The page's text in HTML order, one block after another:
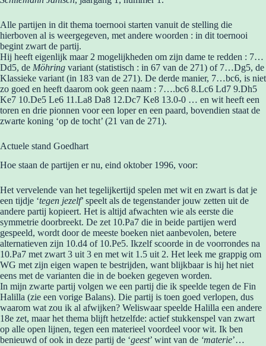
Alle partijen in dit thema toernooi starten vanuit de stelling die
hierboven al is weergegeven, met andere woorden : in dit toernooi
begint zwart de partij.
Hij heeft eigenlijk maar 2 mogelijkheden om zijn dame te redden : 7…
Dd5, de Möhring variant (statistisch : in 67 van de 271) of 7…Dg5, de
Klassieke variant (in 183 van de 271). De derde manier, 7…bc6, is niet
zo goed en heeft daarom ook geen naam : 7….bc6 8.Lc6 Ld7 9.Dh5
Ke7 10.De5 Le6 11.La8 Da8 12.Dc7 Ke8 13.0-0 … en wit heeft een
toren en drie pionnen voor een loper en een paard, bovendien staat de
zwarte koning ‘op de tocht’ (21 van de 271).
Actuele stand Goedhart
Hoe staan de partijen er nu, eind oktober 1996, voor:
Het vervelende van het tegelijkertijd spelen met wit en zwart is dat je
een tijdje ‘tegen jezelf’ speelt als de tegenstander jouw zetten uit de
andere partij kopieert. Het is altijd afwachten wie als eerste die
symmetrie doorbreekt. De zet 10.Pa7 die in beide partijen werd
gespeeld, wordt door de meeste boeken niet aanbevolen, betere
alternatieven zijn 10.d4 of 10.Pe5. Ikzelf scoorde in de voorrondes na
10.Pa7 met zwart 3 uit 3 en met wit 1.5 uit 2. Het leek me grappig om
WG met zijn eigen wapen te bestrijden, want blijkbaar is hij het niet
eens met de varianten die in de boeken gegeven worden.
In mijn zwarte partij volgen we een partij die ik speelde tegen de Fin
Halilla (zie een vorige Balans). Die partij is toen goed verlopen, dus
waarom wat zou ik al afwijken? Weliswaar speelde Halilla een andere
18e zet, maar het thema blijft hetzelfde: actief stukkenspel van zwart
op alle open lijnen, tegen een materieel voordeel voor wit. Ik ben
benieuwd of ook in deze partij de ‘geest’ wint van de ‘materie’…